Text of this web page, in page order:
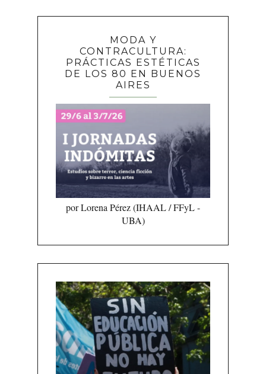
MODA Y
CONTRACULTURA:
PRÁCTICAS ESTÉTICAS
DE LOS 80 EN BUENOS
AIRES
por Lorena Pérez (IHAAL / FFyL -
UBA)